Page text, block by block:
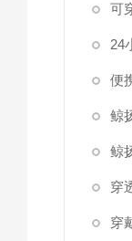
可
24
便
鲸
鲸
穿
穿